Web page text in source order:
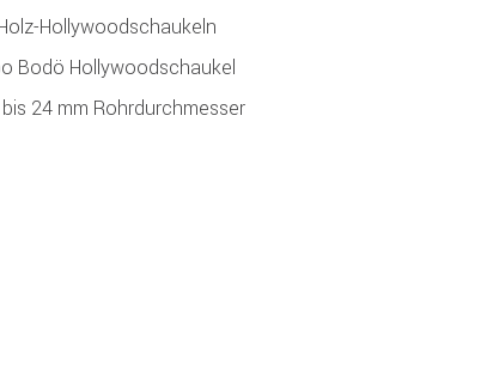
Hollywoodschaukeln
Bodö Hollywoodschaukel
24 mm Rohrdurchmesser